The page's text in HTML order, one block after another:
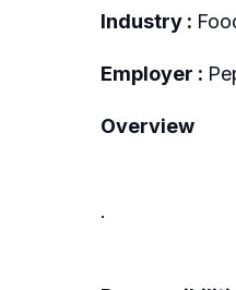
Industry :
Employer :
Overview
.